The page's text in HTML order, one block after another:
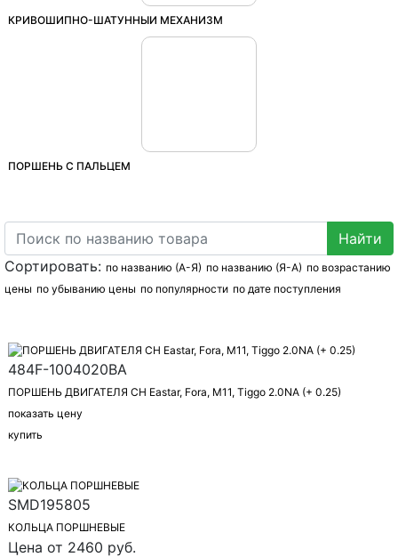
КРИВОШИПНО-ШАТУННЫЙ МЕХАНИЗМ
ПОРШЕНЬ С ПАЛЬЦЕМ
Сортировать: по названию (А-Я) по названию (Я-А) по возрастанию
цены по убыванию цены по популярности по дате поступления
484F-1004020BA
ПОРШЕНЬ ДВИГАТЕЛЯ CH Eastar, Fora, M11, Tiggo 2.0NA (+ 0.25)
показать цену
купить
SMD195805
КОЛЬЦА ПОРШНЕВЫЕ
Цена от 2460 руб.